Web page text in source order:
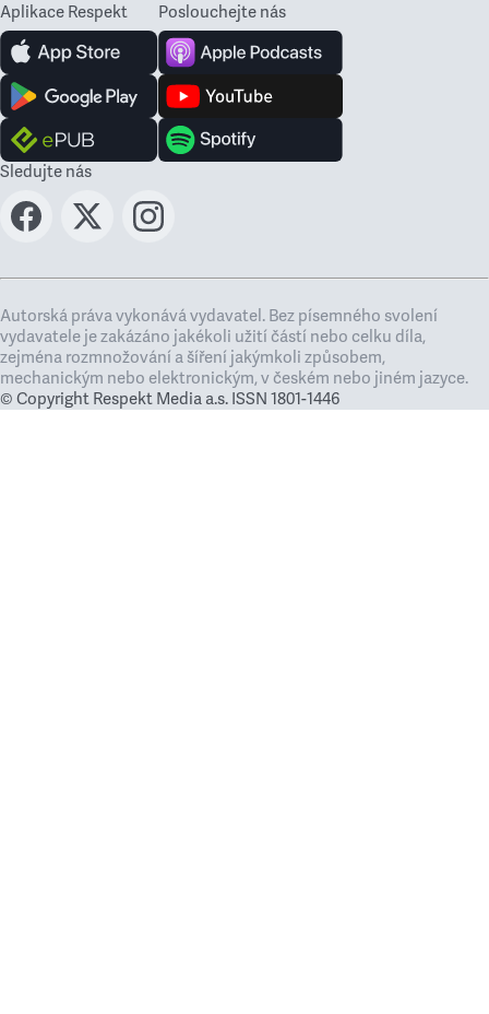
Aplikace Respekt Poslouchejte nás
Sledujte nás
Autorská práva vykonává vydavatel. Bez písemného svolení
vydavatele je zakázáno jakékoli užití částí nebo celku díla,
zejména rozmnožování a šíření jakýmkoli způsobem,
mechanickým nebo elektronickým, v českém nebo jiném jazyce.
© Copyright Respekt Media a.s. ISSN 1801-1446